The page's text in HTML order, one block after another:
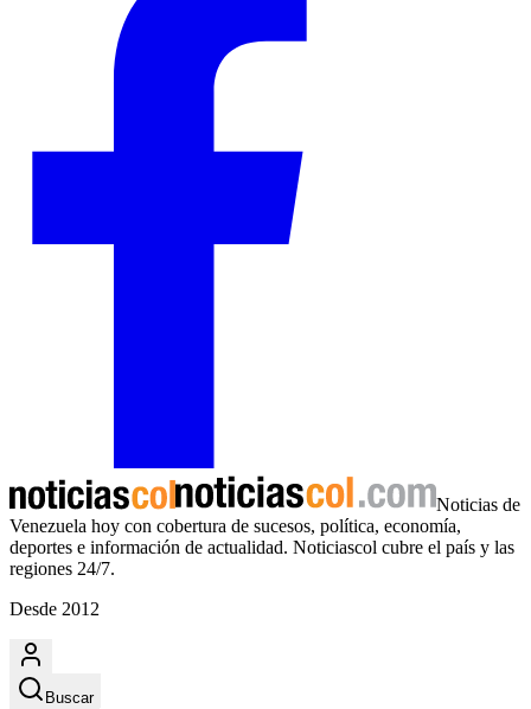
Noticias de
Venezuela hoy con cobertura de sucesos, política, economía,
deportes e información de actualidad. Noticiascol cubre el país y las
regiones 24/7.
Desde 2012
Buscar